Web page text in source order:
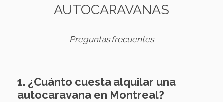
AUTOCARAVANAS
Preguntas frecuentes
1. ¿Cuánto cuesta alquilar una
autocaravana en Montreal?